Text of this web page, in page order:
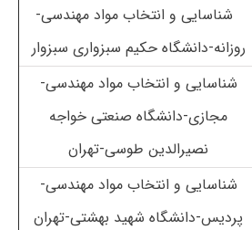
شناسایی و انتخاب مواد مهندسی-
روزانه-دانشگاه حکیم سبزواری سبزوار
شناسایی و انتخاب مواد مهندسی-
مجازی-دانشگاه صنعتی خواجه
نصیرالدین طوسی-تهران
شناسایی و انتخاب مواد مهندسی-
پردیس-دانشگاه شهید بهشتی-تهران